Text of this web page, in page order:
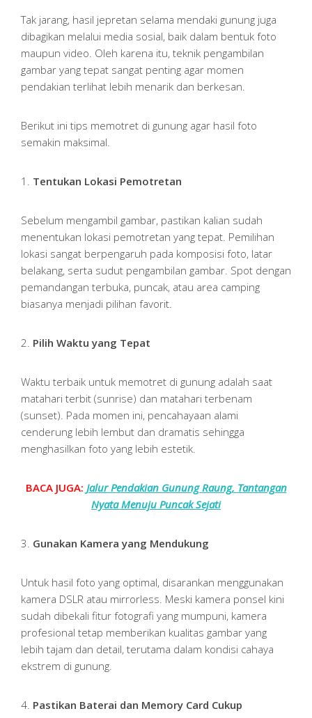
Tak jarang, hasil jepretan selama mendaki gunung juga
dibagikan melalui media sosial, baik dalam bentuk foto
maupun video. Oleh karena itu, teknik pengambilan
gambar yang tepat sangat penting agar momen
pendakian terlihat lebih menarik dan berkesan.
Berikut ini tips memotret di gunung agar hasil foto
semakin maksimal.
1. Tentukan Lokasi Pemotretan
Sebelum mengambil gambar, pastikan kalian sudah
menentukan lokasi pemotretan yang tepat. Pemilihan
lokasi sangat berpengaruh pada komposisi foto, latar
belakang, serta sudut pengambilan gambar. Spot dengan
pemandangan terbuka, puncak, atau area camping
biasanya menjadi pilihan favorit.
2. Pilih Waktu yang Tepat
Waktu terbaik untuk memotret di gunung adalah saat
matahari terbit (sunrise) dan matahari terbenam
(sunset). Pada momen ini, pencahayaan alami
cenderung lebih lembut dan dramatis sehingga
menghasilkan foto yang lebih estetik.
BACA JUGA: Jalur Pendakian Gunung Raung, Tantangan
Nyata Menuju Puncak Sejati
3. Gunakan Kamera yang Mendukung
Untuk hasil foto yang optimal, disarankan menggunakan
kamera DSLR atau mirrorless. Meski kamera ponsel kini
sudah dibekali fitur fotografi yang mumpuni, kamera
profesional tetap memberikan kualitas gambar yang
lebih tajam dan detail, terutama dalam kondisi cahaya
ekstrem di gunung.
4. Pastikan Baterai dan Memory Card Cukup